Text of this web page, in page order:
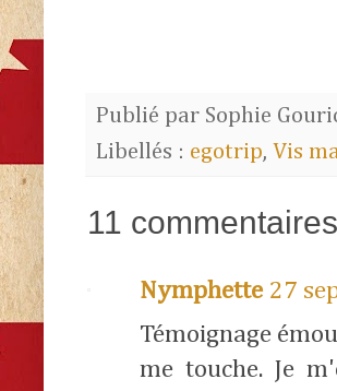
Publié par Sophie
Libellés : egotrip, Vis
11
Nymphette 27
Témoignage
me touche. Je